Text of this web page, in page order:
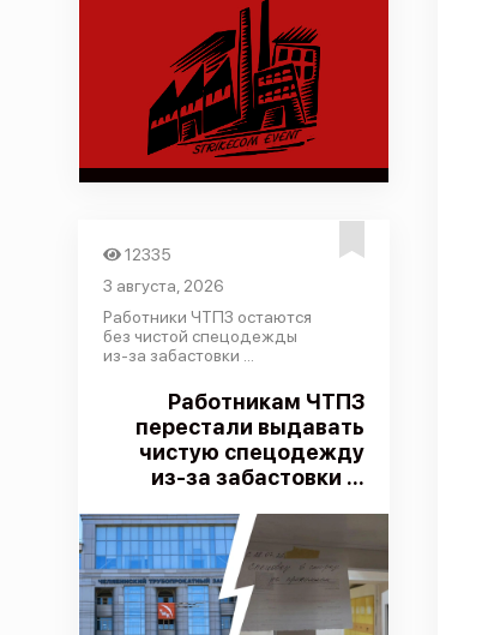
12335
3 августа, 2026
Работники ЧТПЗ остаются
без чистой спецодежды
из-за забастовки ...
Работникам ЧТПЗ
перестали выдавать
чистую спецодежду
из-за забастовки ...